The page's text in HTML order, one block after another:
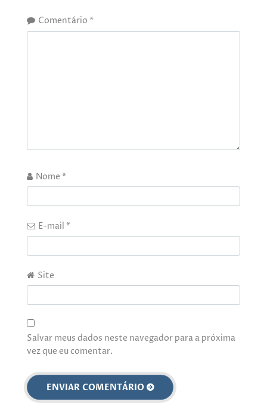
Comentário *
Nome *
E-mail *
Site
Salvar meus dados neste navegador para a próxima
vez que eu comentar.